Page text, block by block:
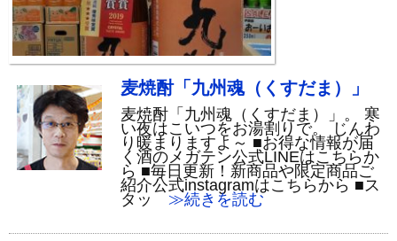
麦焼酎「九州魂（くすだま）」
麦焼酎「九州魂（くすだま）」。 寒
い夜はこいつをお湯割りで。 じんわ
り暖まりますよ～ ■お得な情報が届
く酒のメガテン公式LINEはこちらか
ら ■毎日更新！新商品や限定商品ご
紹介公式instagramはこちらから ■ス
タッ
≫続きを読む